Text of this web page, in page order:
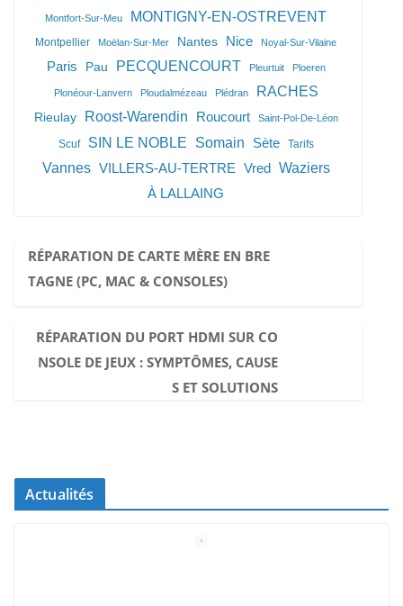
Montfort-Sur-Meu MONTIGNY-EN-OSTREVENT
Montpellier Moëlan-Sur-Mer Nantes Nice Noyal-Sur-Vilaine
Paris Pau PECQUENCOURT Pleurtuit Ploeren
Plonéour-Lanvern Ploudalmézeau Plédran RACHES
Rieulay Roost-Warendin Roucourt Saint-Pol-De-Léon
Scuf SIN LE NOBLE Somain Sète Tarifs
Vannes VILLERS-AU-TERTRE Vred Waziers
À LALLAING
RÉPARATION DE CARTE MÈRE EN BRE
TAGNE (PC, MAC & CONSOLES)
RÉPARATION DU PORT HDMI SUR CO
NSOLE DE JEUX : SYMPTÔMES, CAUSE
S ET SOLUTIONS
Actualités